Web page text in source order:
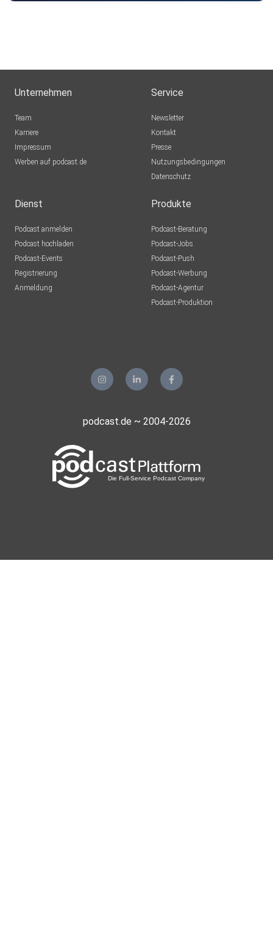
Unternehmen
Team
Karriere
Impressum
Werben auf podcast.de
Service
Newsletter
Kontakt
Presse
Nutzungsbedingungen
Datenschutz
Dienst
Podcast anmelden
Podcast hochladen
Podcast-Events
Registrierung
Anmeldung
Produkte
Podcast-Beratung
Podcast-Jobs
Podcast-Push
Podcast-Werbung
Podcast-Agentur
Podcast-Produktion
podcast.de ~ 2004-2026